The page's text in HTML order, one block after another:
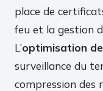
place de
feu et la gestion
L’optimisation
surveillance du
compression des